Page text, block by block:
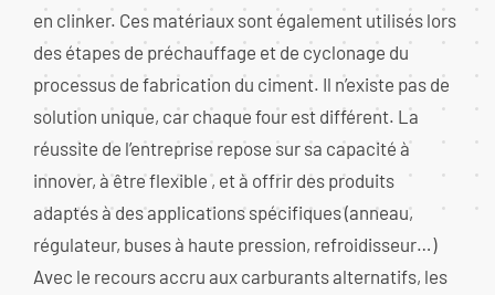
en clinker. Ces matériaux sont également utilisés lors
des étapes de préchauffage et de cyclonage du
processus de fabrication du ciment. Il n’existe pas de
solution unique, car chaque four est différent. La
réussite de l’entreprise repose sur sa capacité à
innover, à être flexible , et à offrir des produits
adaptés à des applications spécifiques (anneau,
régulateur, buses à haute pression, refroidisseur…)
Avec le recours accru aux carburants alternatifs, les